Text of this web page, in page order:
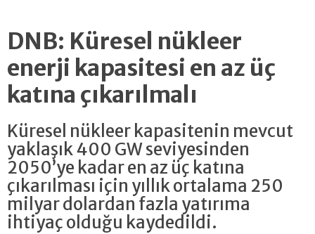
DNB: Küresel nükleer
enerji kapasitesi en az üç
katına çıkarılmalı
Küresel nükleer kapasitenin mevcut
yaklaşık 400 GW seviyesinden
2050’ye kadar en az üç katına
çıkarılması için yıllık ortalama 250
milyar dolardan fazla yatırıma
ihtiyaç olduğu kaydedildi.